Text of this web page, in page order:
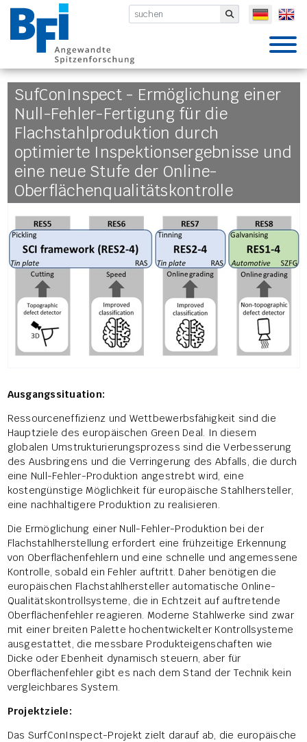
BFI VDEh- Submit
SufConInspect - Ermöglichung einer
Null-Fehler-Fertigung für die
Flachstahlproduktion durch
optimierte Inspektionsergebnisse und
eine neue Stufe der Online-
Oberflächenqualitätskontrolle
Ausgangssituation:
Ressourceneffizienz und Wettbewerbsfähigkeit sind die
Hauptziele des europäischen Green Deal. In diesem
globalen Umstrukturierungsprozess sind die Verbesserung
des Ausbringens und die Verringerung des Abfalls, die durch
eine Null-Fehler-Produktion angestrebt wird, eine
kostengünstige Möglichkeit für europäische Stahlhersteller,
eine nachhaltigere Produktion zu realisieren.
Die Ermöglichung einer Null-Fehler-Produktion bei der
Flachstahlherstellung erfordert eine frühzeitige Erkennung
von Oberflächenfehlern und eine schnelle und angemessene
Kontrolle, sobald ein Fehler auftritt. Daher benötigen die
europäischen Flachstahlhersteller automatische Online-
Qualitätskontrollsysteme, die in Echtzeit auf auftretende
Oberflächenfehler reagieren. Moderne Stahlwerke sind zwar
mit einer breiten Palette hochentwickelter Kontrollsysteme
ausgestattet, die messbare Produkteigenschaften wie
Dicke oder Ebenheit dynamisch steuern, aber für
Oberflächenfehler gibt es nach dem Stand der Technik kein
vergleichbares System.
Projektziele:
Das SurfConInspect-Projekt zielt darauf ab, die europäische